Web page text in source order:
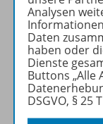
Analysen
Daten
haben oder
Dienste
Buttons „Alle
DSGVO, § 25